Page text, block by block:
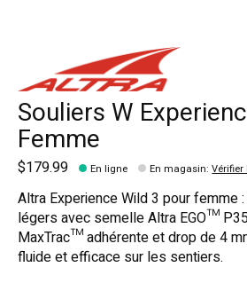
Souliers W
Femme
$179.99 En ligne En magasin:
Altra Experience Wild 3 pour femme
légers avec semelle Altra EGO™
MaxTrac™ adhérente et drop de 4
fluide et efficace sur les sentiers.